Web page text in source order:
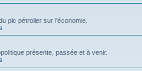
pic pétrolier sur l'économie.
présente, passée et à venir.